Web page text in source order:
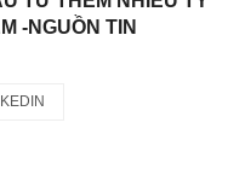
-NGUỒN TIN